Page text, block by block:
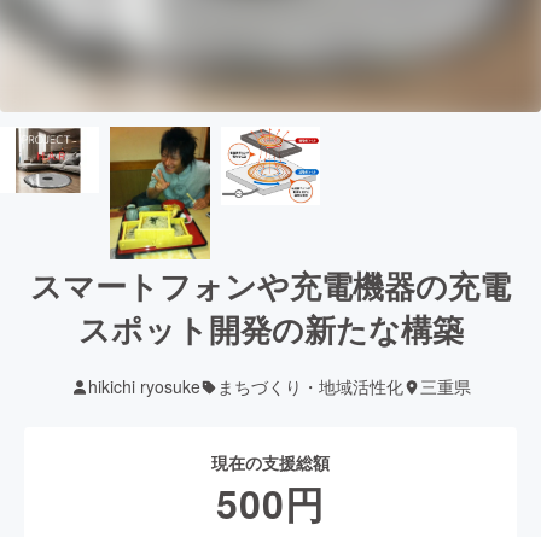
スマートフォンや充電機器の充電
スポット開発の新たな構築
hikichi ryosuke まちづくり・地域活性化 三重県
現在の支援総額
500円